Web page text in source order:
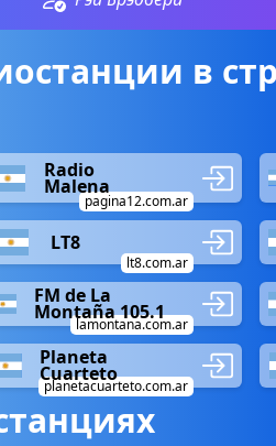
в
Radio
Malena
pagina12.com.ar
LT8
lt8.com.ar
FM de La
Montaña 105.1
lamontana.com.ar
Planeta
Cuarteto
planetacuarteto.com.ar